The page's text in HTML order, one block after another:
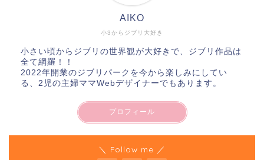
小3からジブリ大好き
AIKO
小さい頃からジブリの世界観が大好きで、ジブリ作品は
全て網羅！！
2022年開業のジブリパークを今から楽しみにしてい
る、2児の主婦ママWebデザイナーでもあります。
プロフィール
＼ Follow me ／